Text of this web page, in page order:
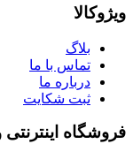
ویژوکالا
بلاگ
تماس با ما
درباره ما
ثبت شکایت
فروشگاه اینترنتی